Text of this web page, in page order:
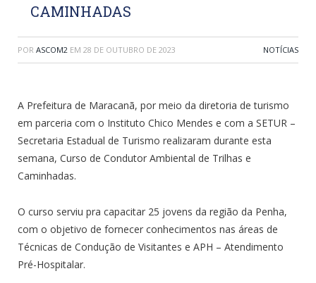
CAMINHADAS
POR ASCOM2 EM 28 DE OUTUBRO DE 2023 NOTÍCIAS
A Prefeitura de Maracanã, por meio da diretoria de turismo
em parceria com o Instituto Chico Mendes e com a SETUR –
Secretaria Estadual de Turismo realizaram durante esta
semana, Curso de Condutor Ambiental de Trilhas e
Caminhadas.
O curso serviu pra capacitar 25 jovens da região da Penha,
com o objetivo de fornecer conhecimentos nas áreas de
Técnicas de Condução de Visitantes e APH – Atendimento
Pré-Hospitalar.